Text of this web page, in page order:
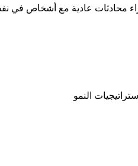
محادثات عادية مع أشخاص في